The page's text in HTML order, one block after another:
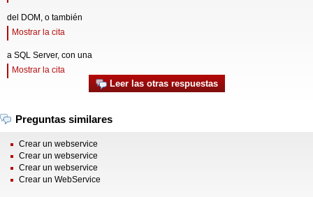
del DOM, o también
Mostrar la cita
a SQL Server, con una
Mostrar la cita
Leer las otras respuestas
Preguntas similares
Crear un webservice
Crear un webservice
Crear un webservice
Crear un WebService